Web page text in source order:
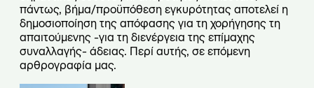
πάντως, βήμα/προϋπόθεση εγκυρότητας αποτελεί η
δημοσιοποίηση της απόφασης για τη χορήγησης τη
απαιτούμενης -για τη διενέργεια της επίμαχης
συναλλαγής- άδειας. Περί αυτής, σε επόμενη
αρθρογραφία μας.